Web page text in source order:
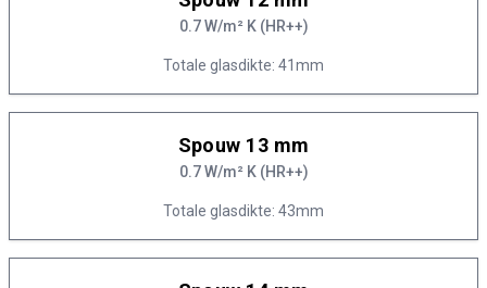
0.7 W/m² K (HR++)
Totale glasdikte: 41mm
Spouw 13 mm
0.7 W/m² K (HR++)
Totale glasdikte: 43mm